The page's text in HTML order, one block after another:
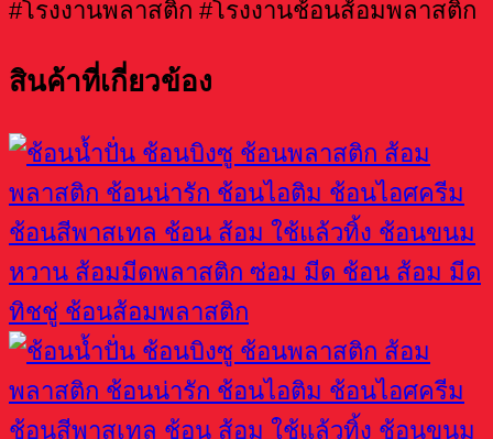
#โรงงานพลาสติก #โรงงานช้อนส้อมพลาสติก
สินค้าที่เกี่ยวข้อง